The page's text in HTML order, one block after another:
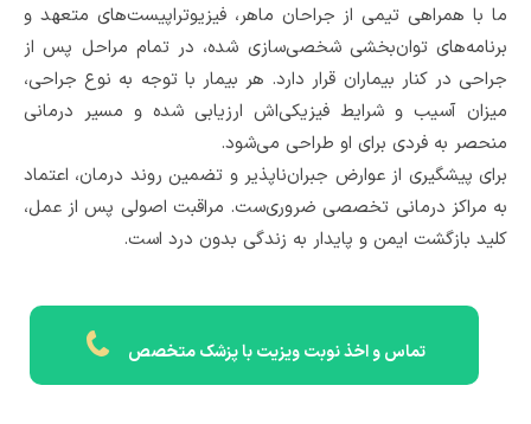
ما با همراهی تیمی از جراحان ماهر، فیزیوتراپیست‌های متعهد و
برنامه‌های توان‌بخشی شخصی‌سازی ‌شده، در تمام مراحل پس از
جراحی در کنار بیماران قرار دارد. هر بیمار با توجه به نوع جراحی،
میزان آسیب و شرایط فیزیکی‌اش ارزیابی شده و مسیر درمانی
منحصر به فردی برای او طراحی می‌شود.
برای پیشگیری از عوارض جبران‌ناپذیر و تضمین روند درمان، اعتماد
به مراکز درمانی تخصصی ضروری‌ست. مراقبت اصولی پس از عمل،
کلید بازگشت ایمن و پایدار به زندگی بدون درد است.
تماس و اخذ نوبت ویزیت با پزشک متخصص